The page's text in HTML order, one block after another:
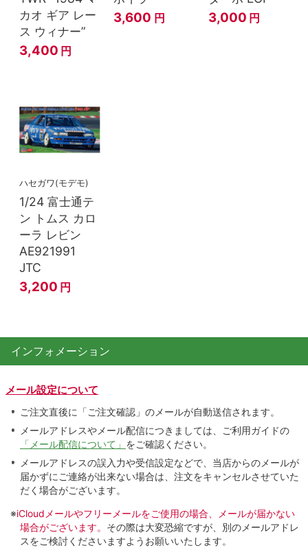
カオ ギア レー
ス ウィナー”
3,400 円
3,600 円 3,000 円
ハセガワ(モデモ)
1/24 富士通テ
ン トムス カロ
ーラ レビン
AE921991
JTC
3,200 円
インフォメーション
メール設定について
ご注文直後に「ご注文確認」のメールが自動送信されます。
メールアドレスやメール配信につきましては、ご利用ガイドの
「メール配信について」 をご確認ください。
メールアドレスの誤入力や受信設定などで、当店からのメールが
届かずにご連絡が出来ない場合は、注文をキャンセルさせていた
だく場合がございます。
※iCloudメールやフリーメールをご使用の場合、メールが届かない
場合がございます。 その際は大変恐縮ですが、別のメールアドレ
スをご検討くださいますようお願いいたします。